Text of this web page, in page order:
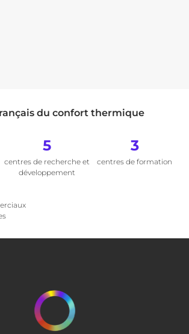
du confort thermique
5
centres de recherche et
développement
3
centres de formation